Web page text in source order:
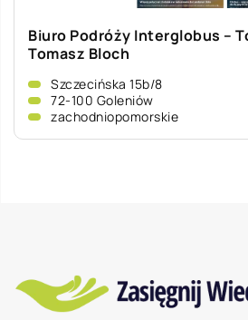
Biuro Podróży Interglobus –
Tomasz Bloch
Szczecińska 15b/8
72-100 Goleniów
zachodniopomorskie